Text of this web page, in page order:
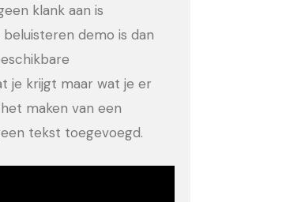
klank aan is
demo is dan
je krijgt maar wat je er
maken van een
tekst toegevoegd.